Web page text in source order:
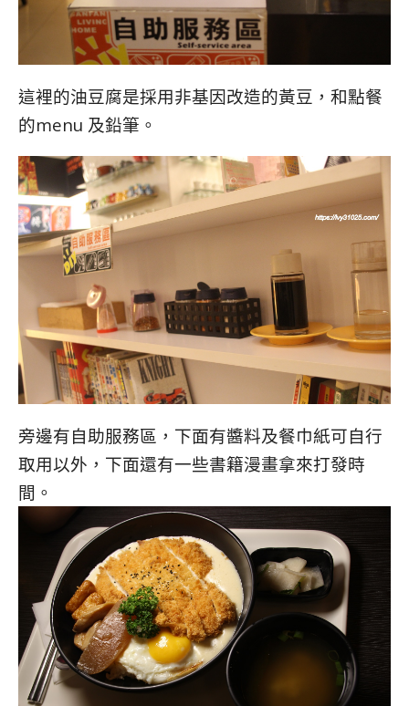
這裡的油豆腐是採用非基因改造的黃豆，和點餐
的menu 及鉛筆。
旁邊有自助服務區，下面有醬料及餐巾紙可自行
取用以外，下面還有一些書籍漫畫拿來打發時
間。